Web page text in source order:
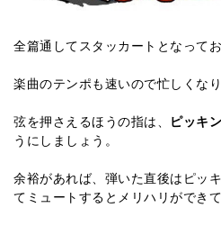
全篇通してスタッカートとなってお
楽曲のテンポも速いので忙しくなり
弦を押さえるほうの指は、 ピッキ
うにしましょう。
余裕があれば、弾いた直後はピッ
てミュートするとメリハリができ